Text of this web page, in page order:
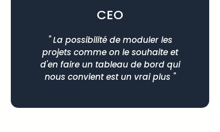
CEO
" La possibilité de moduler les
projets comme on le souhaite et
d'en faire un tableau de bord qui
nous convient est un vrai plus "